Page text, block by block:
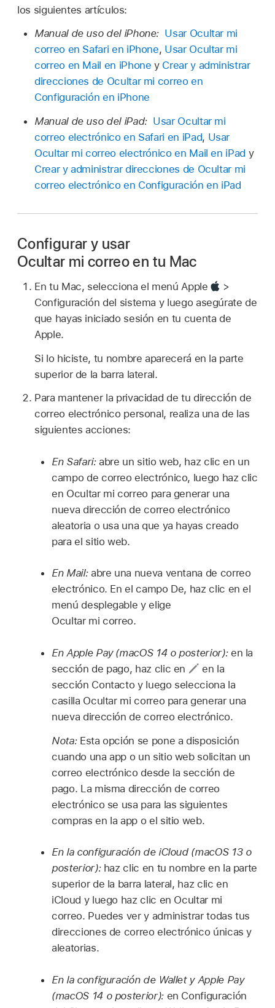
los siguientes artículos:
Manual de uso del iPhone: Usar Ocultar mi
correo en Safari en iPhone, Usar Ocultar mi
correo en Mail en iPhone y Crear y administrar
direcciones de Ocultar mi correo en
Configuración en iPhone
Manual de uso del iPad: Usar Ocultar mi
correo electrónico en Safari en iPad, Usar
Ocultar mi correo electrónico en Mail en iPad y
Crear y administrar direcciones de Ocultar mi
correo electrónico en Configuración en iPad
Configurar y usar
Ocultar mi correo en tu Mac
En tu Mac, selecciona el menú Apple
>
Configuración del sistema y luego asegúrate de
que hayas iniciado sesión en tu cuenta de
Apple.
Si lo hiciste, tu nombre aparecerá en la parte
superior de la barra lateral.
Para mantener la privacidad de tu dirección de
correo electrónico personal, realiza una de las
siguientes acciones:
En Safari:abre un sitio web, haz clic en un
campo de correo electrónico, luego haz clic
en Ocultar mi correo para generar una
nueva dirección de correo electrónico
aleatoria o usa una que ya hayas creado
para el sitio web.
En Mail:abre una nueva ventana de correo
electrónico. En el campo De, haz clic en el
menú desplegable y elige
Ocultar mi correo.
En Apple Pay (macOS 14 o posterior):en la
sección de pago, haz clic en
en la
sección Contacto y luego selecciona la
casilla Ocultar mi correo para generar una
nueva dirección de correo electrónico.
Nota: Esta opción se pone a disposición
cuando una app o un sitio web solicitan un
correo electrónico desde la sección de
pago. La misma dirección de correo
electrónico se usa para las siguientes
compras en la app o el sitio web.
En la configuración de iCloud (macOS 13 o
posterior):haz clic en tu nombre en la parte
superior de la barra lateral, haz clic en
iCloud y luego haz clic en Ocultar mi
correo. Puedes ver y administrar todas tus
direcciones de correo electrónico únicas y
aleatorias.
En la configuración de Wallet y Apple Pay
(macOS 14 o posterior):en Configuración